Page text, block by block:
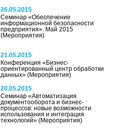
26.05.2015
Семинар «Обеспечение
информационной безопасности
предприятия». Май 2015
(Мероприятия)
21.05.2015
Конференция «Бизнес-
ориентированный центр обработки
данных»(Мероприятия)
20.05.2015
Семинар «Автоматизация
документооборота и бизнес-
процессов: новые возможности
использования и интеграция
технологий»(Мероприятия)